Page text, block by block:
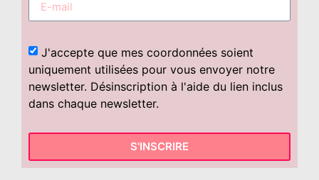
J'accepte que mes coordonnées soient
uniquement utilisées pour vous envoyer notre
newsletter. Désinscription à l'aide du lien inclus
dans chaque newsletter.
S'INSCRIRE